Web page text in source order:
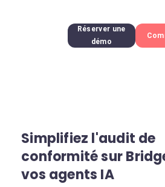
Réserver une
démo
Simplifiez l'audit de
conformité sur
vos agents IA